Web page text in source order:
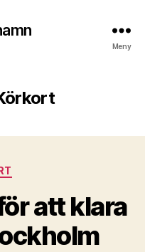
Meny
att klara